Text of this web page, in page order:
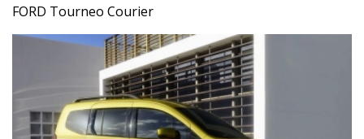
FORD Tourneo Courier